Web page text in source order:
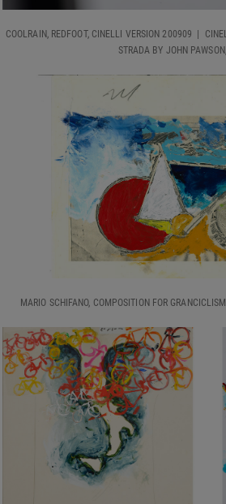
COOLRAIN, REDFOOT, CINELLI VERSION 200909 |
STRADA BY JOHN
MARIO SCHIFANO, COMPOSITION FOR